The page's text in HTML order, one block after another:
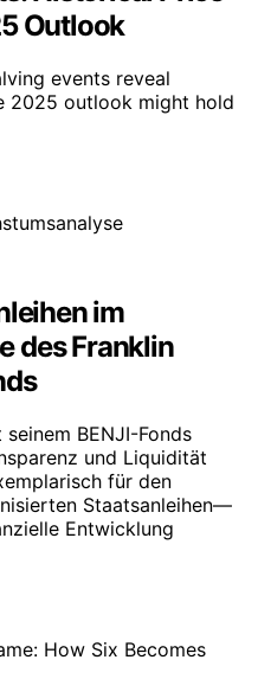
Outlook
events reveal
2025 outlook might hold
im
des Franklin
BENJI-Fonds
und Liquidität
für den
Staatsanleihen—
Entwicklung